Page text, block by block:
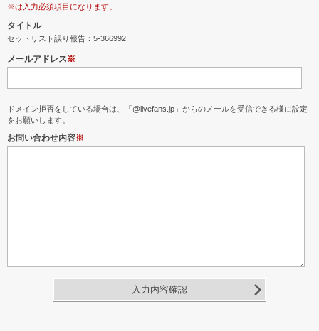
※は入力必須項目になります。
タイトル
セットリスト誤り報告：5-366992
メールアドレス※
ドメイン拒否をしている場合は、「@livefans.jp」からのメールを受信できる様に設定
をお願いします。
お問い合わせ内容※
入力内容確認